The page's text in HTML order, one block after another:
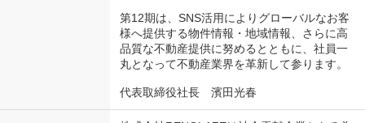
第12期は、SNS活用によりグローバルなお客
様へ提供する物件情報・地域情報、さらに高
品質な不動産提供に努めるとともに、社員一
丸となって不動産業界を革新して参ります。
代表取締役社長 濱田光春